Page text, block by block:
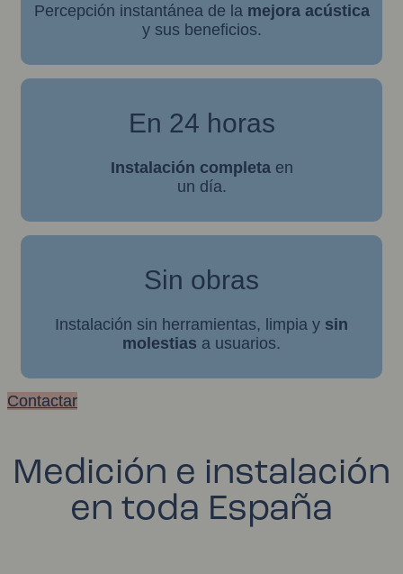
Percepción instantánea de la mejora acústica
y sus beneficios.
En 24 horas
Instalación completaen
un día.
Sin obras
Instalación sin herramientas, limpia y sin
molestias a usuarios.
Contactar
Medición e instalación
en toda España